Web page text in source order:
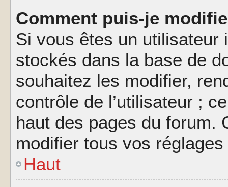
Comment puis-je
Si vous êtes un
stockés dans la base de
souhaitez les modifier,
contrôle de l’utilisateur ;
haut des pages du forum.
modifier tous vos
Haut